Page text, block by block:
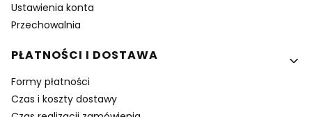
Ustawienia konta
Przechowalnia
PŁATNOŚCI I DOSTAWA
Formy płatności
Czas i koszty dostawy